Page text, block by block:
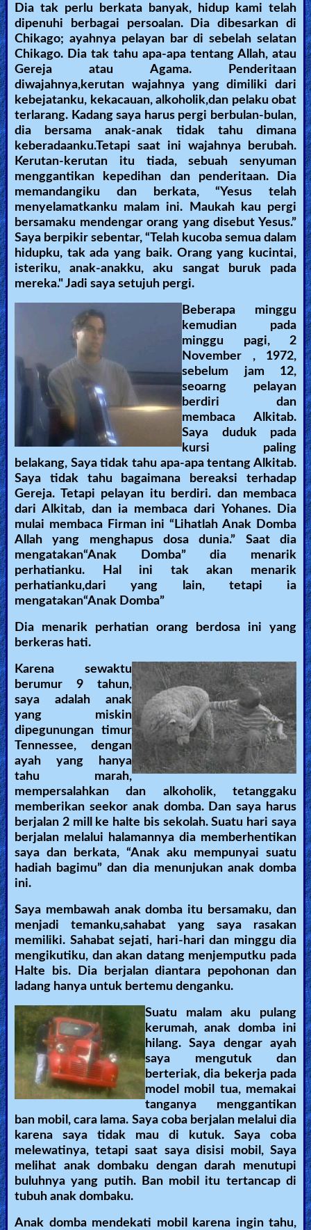
Dia tak perlu berkata banyak, hidup kami telah
dipenuhi berbagai persoalan. Dia dibesarkan di
Chikago; ayahnya pelayan bar di sebelah selatan
Chikago. Dia tak tahu apa-apa tentang Allah, atau
Gereja atau Agama. Penderitaan
diwajahnya,kerutan wajahnya yang dimiliki dari
kebejatanku, kekacauan, alkoholik,dan pelaku obat
terlarang. Kadang saya harus pergi berbulan-bulan,
dia bersama anak-anak tidak tahu dimana
keberadaanku.Tetapi saat ini wajahnya berubah.
Kerutan-kerutan itu tiada, sebuah senyuman
menggantikan kepedihan dan penderitaan. Dia
memandangiku dan berkata, “Yesus telah
menyelamatkanku malam ini. Maukah kau pergi
bersamaku mendengar orang yang disebut Yesus.”
Saya berpikir sebentar, “Telah kucoba semua dalam
hidupku, tak ada yang baik. Orang yang kucintai,
isteriku, anak-anakku, aku sangat buruk pada
mereka." Jadi saya setujuh pergi.
Beberapa minggu
kemudian pada
minggu pagi, 2
November , 1972,
sebelum jam 12,
seoarng pelayan
berdiri dan
membaca Alkitab.
Saya duduk pada
kursi paling
belakang, Saya tidak tahu apa-apa tentang Alkitab.
Saya tidak tahu bagaimana bereaksi terhadap
Gereja. Tetapi pelayan itu berdiri. dan membaca
dari Alkitab, dan ia membaca dari Yohanes. Dia
mulai membaca Firman ini “Lihatlah Anak Domba
Allah yang menghapus dosa dunia.” Saat dia
mengatakan“Anak Domba” dia menarik
perhatianku. Hal ini tak akan menarik
perhatianku,dari yang lain, tetapi ia
mengatakan“Anak Domba”
Dia menarik perhatian orang berdosa ini yang
berkeras hati.
Karena sewaktu
berumur 9 tahun,
saya adalah anak
yang miskin
dipegunungan timur
Tennessee, dengan
ayah yang hanya
tahu marah,
mempersalahkan dan alkoholik, tetanggaku
memberikan seekor anak domba. Dan saya harus
berjalan 2 mill ke halte bis sekolah. Suatu hari saya
berjalan melalui halamannya dia memberhentikan
saya dan berkata, “Anak aku mempunyai suatu
hadiah bagimu” dan dia menunjukan anak domba
ini.
Saya membawah anak domba itu bersamaku, dan
menjadi temanku,sahabat yang saya rasakan
memiliki. Sahabat sejati, hari-hari dan minggu dia
mengikutiku, dan akan datang menjemputku pada
Halte bis. Dia berjalan diantara pepohonan dan
ladang hanya untuk bertemu denganku.
Suatu malam aku pulang
kerumah, anak domba ini
hilang. Saya dengar ayah
saya mengutuk dan
berteriak, dia bekerja pada
model mobil tua, memakai
tanganya menggantikan
ban mobil, cara lama. Saya coba berjalan melalui dia
karena saya tidak mau di kutuk. Saya coba
melewatinya, tetapi saat saya disisi mobil, Saya
melihat anak dombaku dengan darah menutupi
buluhnya yang putih. Ban mobil itu tertancap di
tubuh anak dombaku.
Anak domba mendekati mobil karena ingin tahu,